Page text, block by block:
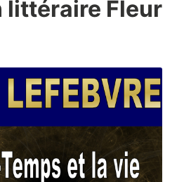
littéraire Fleur